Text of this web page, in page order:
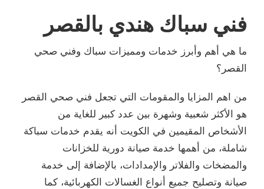
فني سباك هندي بالقصر
ما هي أهم وأبرز خدمات ومميزات سباك وفني صحي
القصر؟
من اهم المزايا والمقومات التي تجعل فني صحي القصر
هو الأكثر شعبية وشهرة بين عدد كبير للغاية من
الأشخاص المقيمين في الكويت أنه يقدم خدمات سباكة
شاملة، من أهمها خدمة صيانة دورية للخزانات
والمضخات والفلاتر والإمدادات، بالإضافة إلى خدمة
صيانة وتصليح جميع أنواع الغسالات الكهربائية، كما